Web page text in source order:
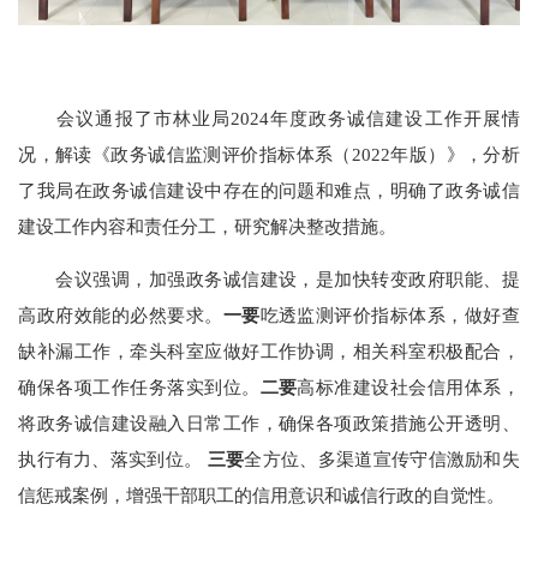
会议通报了市林业局2024年度政务诚信建设工作开展情
况，解读《政务诚信监测评价指标体系（2022年版）》，分析
了我局在政务诚信建设中存在的问题和难点，明确了政务诚信
建设工作内容和责任分工，研究解决整改措施。
会议强调，加强政务诚信建设，是加快转变政府职能、提
高政府效能的必然要求。 一要吃透监测评价指标体系，做好查
缺补漏工作，牵头科室应做好工作协调，相关科室积极配合，
确保各项工作任务落实到位。 二要高标准建设社会信用体系，
将政务诚信建设融入日常工作，确保各项政策措施公开透明、
执行有力、落实到位。 三要全方位、多渠道宣传守信激励和失
信惩戒案例，增强干部职工的信用意识和诚信行政的自觉性。